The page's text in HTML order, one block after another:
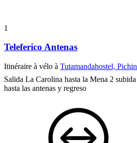
1
Teleferico Antenas
Itinéraire à vélo à Tutamandahostel,
Salida La Carolina hasta la Mena 2
hasta las antenas y regreso